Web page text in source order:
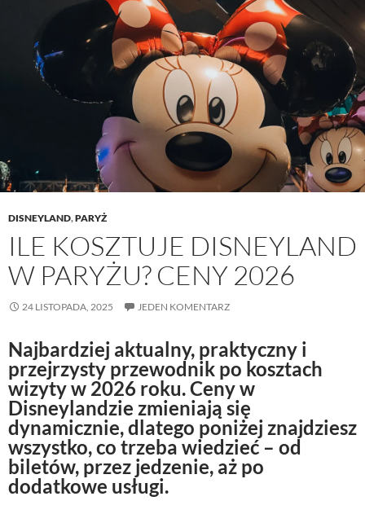
DISNEYLAND,PARYŻ
ILE KOSZTUJE DISNEYLAND
W PARYŻU? CENY 2026
24 LISTOPADA, 2025 JEDEN KOMENTARZ
Najbardziej aktualny, praktyczny i
przejrzysty przewodnik po kosztach
wizyty w 2026 roku. Ceny w
Disneylandzie zmieniają się
dynamicznie, dlatego poniżej znajdziesz
wszystko, co trzeba wiedzieć – od
biletów, przez jedzenie, aż po
dodatkowe usługi.